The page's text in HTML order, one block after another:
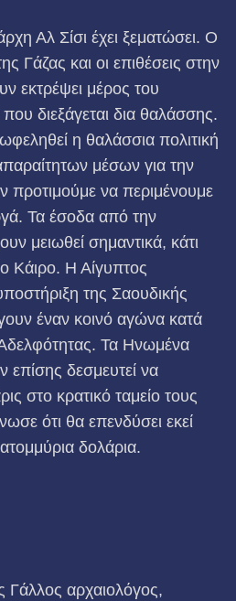
Αλ Σίσι έχει ξεματώσει. Ο
Γάζας και οι επιθέσεις στην
εκτρέψει μέρος του
διεξάγεται δια θαλάσσης.
η θαλάσσια πολιτική
μέσων για την
προτιμούμε να περιμένουμε
Τα έσοδα από την
μειωθεί σημαντικά, κάτι
Κάιρο. Η Αίγυπτος
της Σαουδικής
έναν κοινό αγώνα κατά
Τα Ηνωμένα
επίσης δεσμευτεί να
στο κρατικό ταμείο τους
ότι θα επενδύσει εκεί
δολάρια.
Γάλλος αρχαιολόγος,